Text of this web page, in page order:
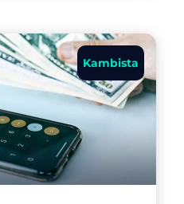
Kambista